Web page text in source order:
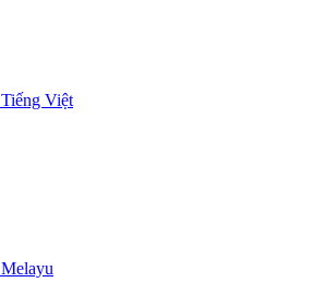
Tiếng Việt
Melayu